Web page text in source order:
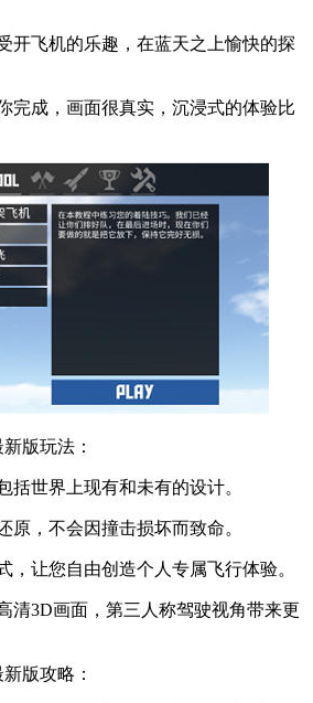
开飞机的乐趣，在蓝天之上愉快的探
完成，画面很真实，沉浸式的体验比
版玩法：
括世界上现有和未有的设计。
原，不会因撞击损坏而致命。
，让您自由创造个人专属飞行体验。
清3D画面，第三人称驾驶视角带来更
版攻略：